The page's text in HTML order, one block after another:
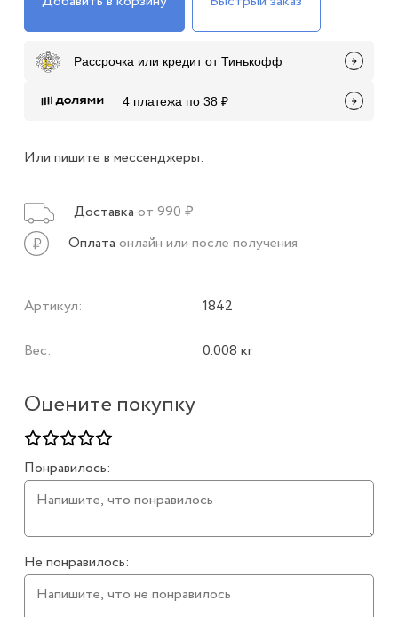
Оцените покупку
Понравилось:
Не понравилось:
Рассрочка или кредит от Тинькофф
4 платежа по 38 ₽
Или пишите в мессенджеры:
Доставка от 990 ₽
Оплата онлайн или после получения
Артикул: 1842
Вес: 0.008 кг